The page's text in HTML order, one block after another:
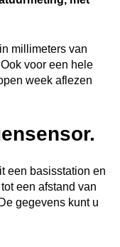
millimeters van
voor een hele
week aflezen
een basisstation en
een afstand van
gegevens kunt u